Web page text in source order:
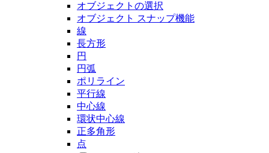
オブジェクトの選択
オブジェクト スナップ機能
線
長方形
円
円弧
ポリライン
平行線
中心線
環状中心線
正多角形
点